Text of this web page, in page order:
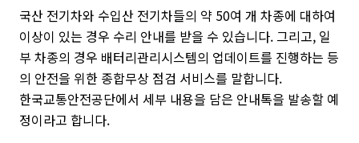
국산 전기차와 수입산 전기차들의 약 50여 개 차종에 대하여
이상이 있는 경우 수리 안내를 받을 수 있습니다. 그리고, 일
부 차종의 경우 배터리관리시스템의 업데이트를 진행하는 등
의 안전을 위한 종합무상 점검 서비스를 말합니다.
한국교통안전공단에서 세부 내용을 담은 안내톡을 발송할 예
정이라고 합니다.